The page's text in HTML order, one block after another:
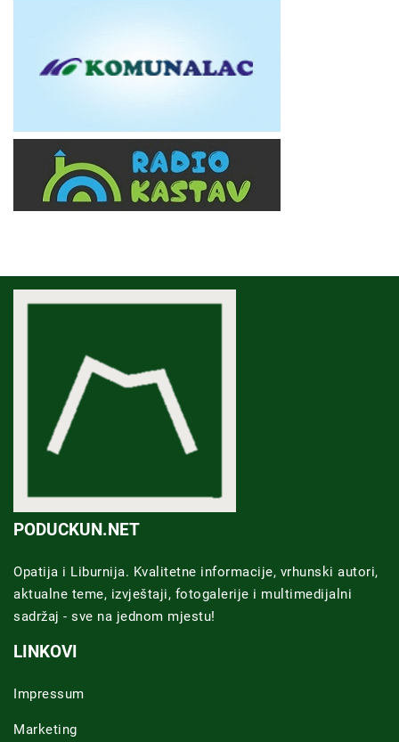
PODUCKUN.NET
Opatija i Liburnija. Kvalitetne informacije, vrhunski autori,
aktualne teme, izvještaji, fotogalerije i multimedijalni
sadržaj - sve na jednom mjestu!
LINKOVI
Impressum
Marketing